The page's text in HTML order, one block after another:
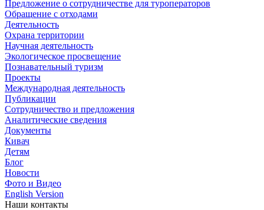
Предложение о сотрудничестве для туроператоров
Обращение с отходами
Деятельность
Охрана территории
Научная деятельность
Экологическое просвещение
Познавательный туризм
Проекты
Международная деятельность
Публикации
Сотрудничество и предложения
Аналитические сведения
Документы
Кивач
Детям
Блог
Новости
Фото и Видео
English Version
Наши контакты